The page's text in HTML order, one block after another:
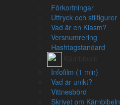
Förkortningar
Uttryck och stilfigurer
Vad är en Kiasm?
Versnumrering
Hashtagstandard
Infofilm (1 min)
Vad är unikt?
Vittnesbörd
Skrivet om Kärnbibeln
Uttryck och stilfigurer
Vad är en Kiasm?
Hjälpmedel
Konvertera bibelreferenser
Slå upp flera bibelreferenser
Bibelns böcker – förkortningar